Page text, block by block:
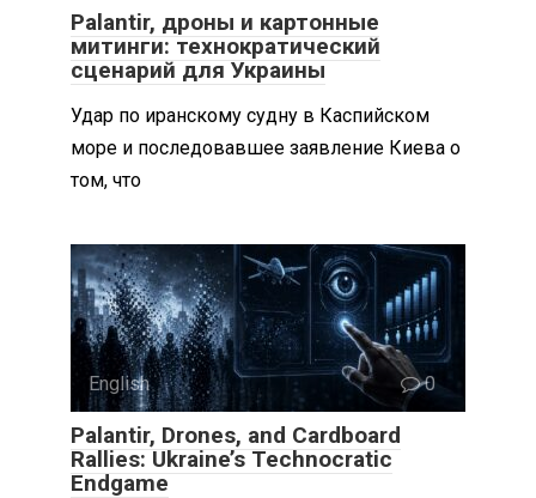
Palantir, дроны и картонные
митинги: технократический
сценарий для Украины
Удар по иранскому судну в Каспийском
море и последовавшее заявление Киева о
том, что
English 0
Palantir, Drones, and Cardboard
Rallies: Ukraine’s Technocratic
Endgame